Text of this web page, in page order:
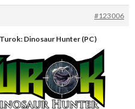
#123006
Dinosaur Hunter (PC)